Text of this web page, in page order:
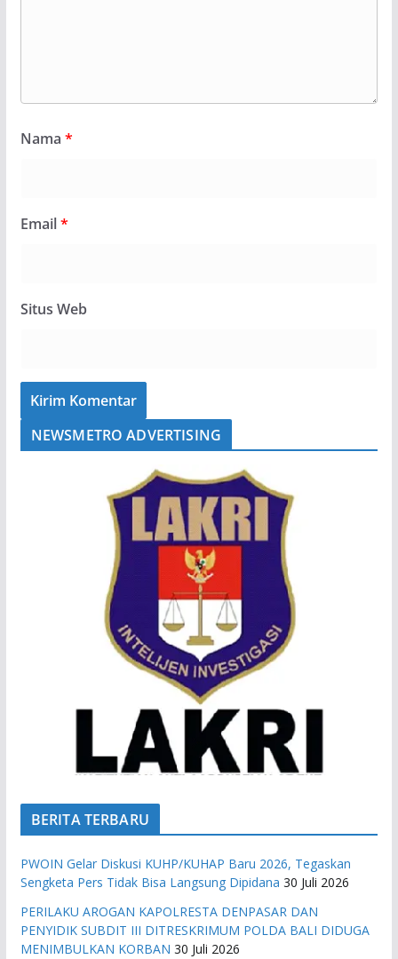
Nama *
Email*
Situs Web
NEWSMETRO ADVERTISING
BERITA TERBARU
PWOIN Gelar Diskusi KUHP/KUHAP Baru 2026, Tegaskan
Sengketa Pers Tidak Bisa Langsung Dipidana 30 Juli 2026
PERILAKU AROGAN KAPOLRESTA DENPASAR DAN
PENYIDIK SUBDIT III DITRESKRIMUM POLDA BALI DIDUGA
MENIMBULKAN KORBAN 30 Juli 2026